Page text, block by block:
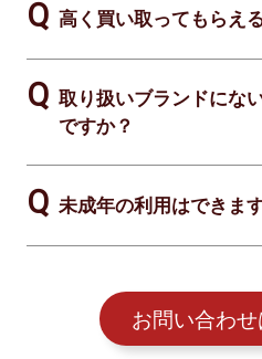
高く買い取ってもらえ
取り扱いブランドにな
ですか？
未成年の利用はできま
お問い合わせ